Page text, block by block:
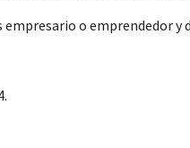
o emprendedor